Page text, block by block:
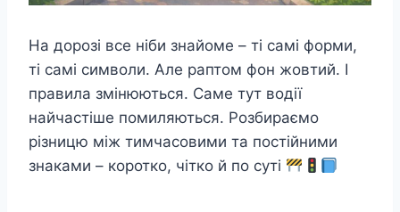
На дорозі все ніби знайоме – ті самі форми,
ті самі символи. Але раптом фон жовтий. І
правила змінюються. Саме тут водії
найчастіше помиляються. Розбираємо
різницю між тимчасовими та постійними
знаками – коротко, чітко й по суті